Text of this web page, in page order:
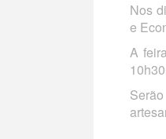
Nos
e
A